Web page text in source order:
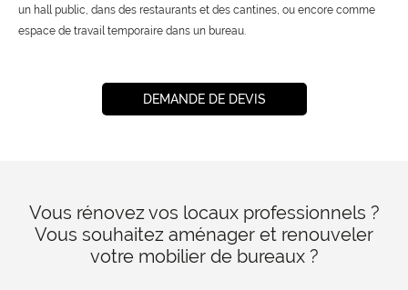
un hall public, dans des restaurants et des cantines, ou encore comme
espace de travail temporaire dans un bureau.
DEMANDE DE DEVIS
Vous rénovez vos locaux professionnels ?
Vous souhaitez aménager et renouveler
votre mobilier de bureaux ?